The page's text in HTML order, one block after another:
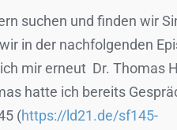
suchen und finden wir
in der nachfolgenden
mir erneut Dr. Thomas
hatte ich bereits
(https://ld21.de/sf145-